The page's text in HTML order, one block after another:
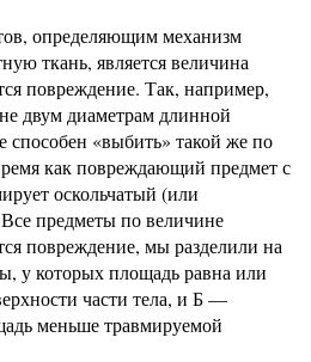
определяющим механизм
ткань, является величина
повреждение. Так, например,
двум диа­метрам длинной
способен «выбить» такой же по
как повреждающий предмет с
оскольчатый (или
предметы по величине
повреждение, мы разделили на
у которых площадь равна или
части тела, и Б —
меньше травмируемой